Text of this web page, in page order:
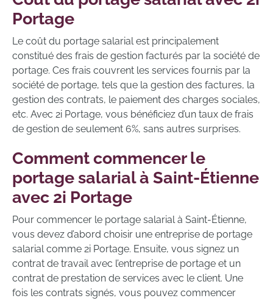
Portage
Le coût du portage salarial est principalement
constitué des frais de gestion facturés par la société de
portage. Ces frais couvrent les services fournis par la
société de portage, tels que la gestion des factures, la
gestion des contrats, le paiement des charges sociales,
etc. Avec 2i Portage, vous bénéficiez d’un taux de frais
de gestion de seulement 6%, sans autres surprises.
Comment commencer le
portage salarial à Saint-Étienne
avec 2i Portage
Pour commencer le portage salarial à Saint-Étienne,
vous devez d’abord choisir une entreprise de portage
salarial comme 2i Portage. Ensuite, vous signez un
contrat de travail avec l’entreprise de portage et un
contrat de prestation de services avec le client. Une
fois les contrats signés, vous pouvez commencer